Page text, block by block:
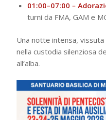
01:00–07:00 –
turni da FMA, GAM e
Una notte intensa,
nella custodia silenziosa
all’alba.